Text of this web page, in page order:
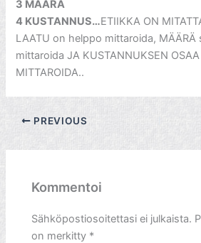
3 MÄÄRÄ
4 KUSTANNUS…ETIIKKA ON
LAATU on helppo mittaroida, MÄÄRÄ
mittaroida JA KUSTANNUKSEN
MITTAROIDA..
PREVIOUS
Kommentoi
Sähköpostiosoitettasi ei julkaista.
on merkitty *